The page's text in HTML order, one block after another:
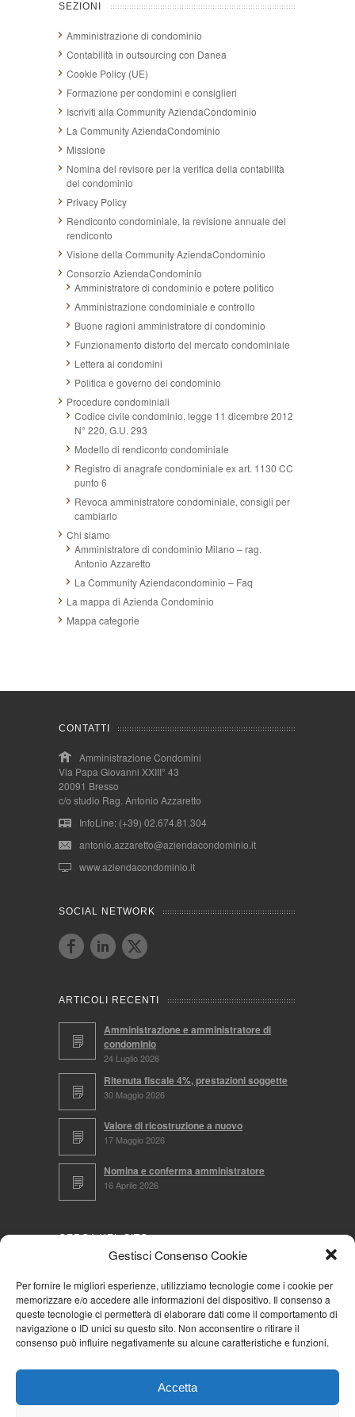
Gestisci Consenso Cookie
Per fornire le migliori esperienze, utilizziamo tecnologie come i cookie per
memorizzare e/o accedere alle informazioni del dispositivo. Il consenso a
queste tecnologie ci permetterà di elaborare dati come il comportamento di
navigazione o ID unici su questo sito. Non acconsentire o ritirare il
consenso può influire negativamente su alcune caratteristiche e funzioni.
Accetta
SEZIONI
Amministrazione di condominio
Contabilità in outsourcing con Danea
Cookie Policy (UE)
Formazione per condomini e consiglieri
Iscriviti alla Community AziendaCondominio
La Community AziendaCondominio
Missione
Nomina del revisore per la verifica della contabilità
del condominio
Privacy Policy
Rendiconto condominiale, la revisione annuale del
rendiconto
Visione della Community AziendaCondominio
Consorzio AziendaCondominio
Amministratore di condominio e potere politico
Amministrazione condominiale e controllo
Buone ragioni amministratore di condominio
Funzionamento distorto del mercato condominiale
Lettera ai condomini
Politica e governo del condominio
Procedure condominiali
Codice civile condominio, legge 11 dicembre 2012
N° 220, G.U. 293
Modello di rendiconto condominiale
Registro di anagrafe condominiale ex art. 1130 CC
punto 6
Revoca amministratore condominiale, consigli per
cambiarlo
Chi siamo
Amministratore di condominio Milano – rag.
Antonio Azzaretto
La Community Aziendacondominio – Faq
La mappa di Azienda Condominio
Mappa categorie
CONTATTI
Amministrazione Condomini
Via Papa Giovanni XXIII° 43
20091 Bresso
c/o studio Rag. Antonio Azzaretto
InfoLine: (+39) 02.674.81.304
antonio.azzaretto@aziendacondominio.it
www.aziendacondominio.it
SOCIAL NETWORK
ARTICOLI RECENTI
Amministrazione e amministratore di
condominio
24 Luglio 2026
Ritenuta fiscale 4%, prestazioni soggette
30 Maggio 2026
Valore di ricostruzione a nuovo
17 Maggio 2026
Nomina e conferma amministratore
16 Aprile 2026
CERCA NEL SITO
NAVIGA PER
Mappa completa
Cookie Policy (UE)